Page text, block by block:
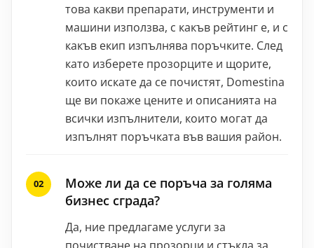
това какви препарати, инструменти и
машини използва, с какъв рейтинг е, и с
какъв екип изпълнява поръчките. След
като изберете прозорците и щорите,
които искате да се почистят, Domestina
ще ви покаже цените и описанията на
всички изпълнители, които могат да
изпълнят поръчката във вашия район.
Може ли да се поръча за голяма
бизнес сграда?
Да, ние предлагаме услуги за
почистване на прозорци и стъкла за